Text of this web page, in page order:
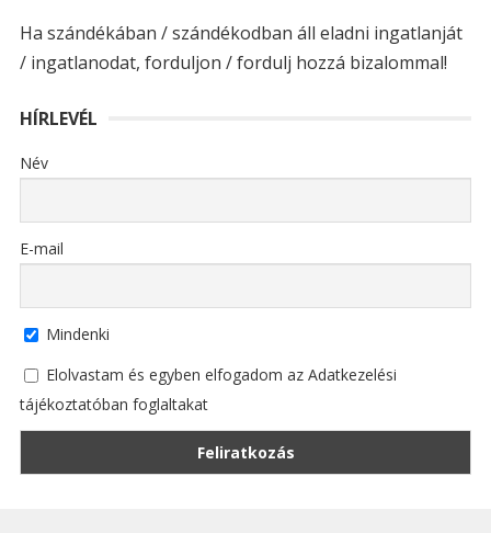
Ha szándékában / szándékodban áll eladni ingatlanját
/ ingatlanodat, forduljon / fordulj hozzá bizalommal!
HÍRLEVÉL
Név
E-mail
Mindenki
Elolvastam és egyben elfogadom az Adatkezelési
tájékoztatóban foglaltakat